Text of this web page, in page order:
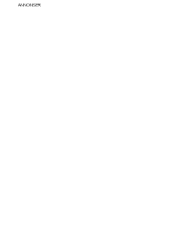
ANNONSER